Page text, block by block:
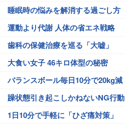
睡眠時の悩みを解消する過ごし方
運動より代謝 人体の省エネ戦略
歯科の保健治療を巡る「大嘘」
大食い女子 46キロ体型の秘密
バランスボール毎日10分で20kg減
躁状態引き起こしかねないNG行動
1日10分で手軽に「ひざ痛対策」